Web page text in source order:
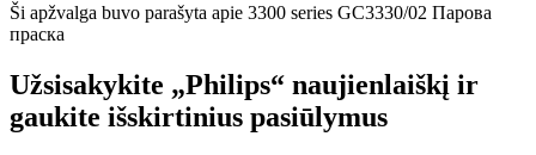
Ši apžvalga buvo parašyta apie 3300 series GC3330/02 Парова
праска
Užsisakykite „Philips“ naujienlaiškį ir
gaukite išskirtinius pasiūlymus